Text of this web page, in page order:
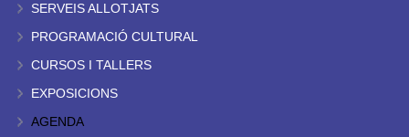
SERVEIS ALLOTJATS
PROGRAMACIÓ CULTURAL
CURSOS I TALLERS
EXPOSICIONS
AGENDA